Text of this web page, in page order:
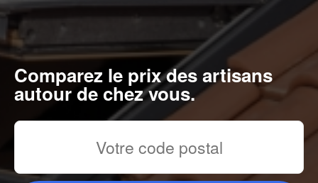
Comparez le prix des artisans
autour de chez vous.